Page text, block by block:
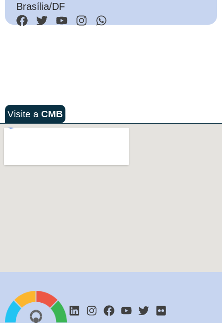
Brasília/DF
Visite a CMB